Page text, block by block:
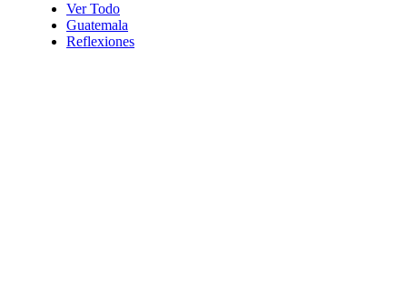
Ver Todo
Guatemala
Reflexiones